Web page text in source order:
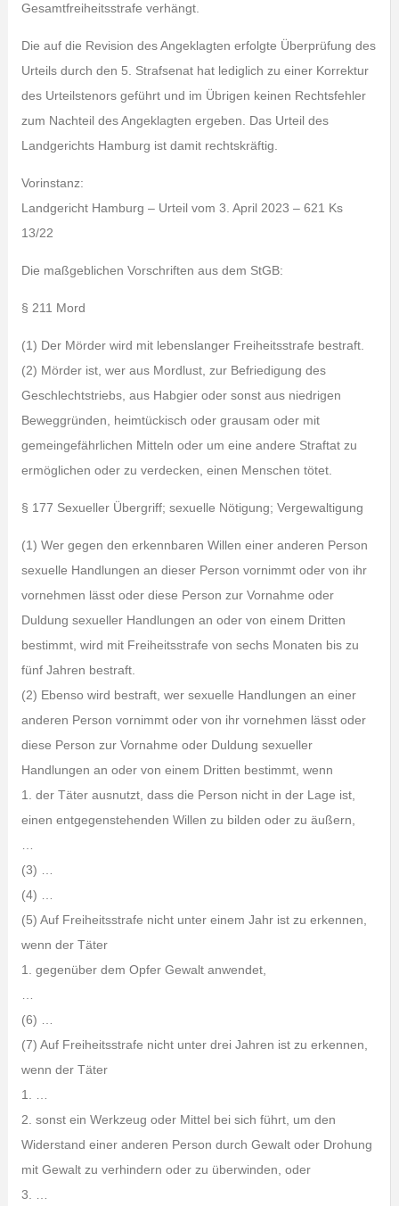
Gesamtfreiheitsstrafe verhängt.
Die auf die Revision des Angeklagten erfolgte Überprüfung des
Urteils durch den 5. Strafsenat hat lediglich zu einer Korrektur
des Urteilstenors geführt und im Übrigen keinen Rechtsfehler
zum Nachteil des Angeklagten ergeben. Das Urteil des
Landgerichts Hamburg ist damit rechtskräftig.
Vorinstanz:
Landgericht Hamburg – Urteil vom 3. April 2023 – 621 Ks
13/22
Die maßgeblichen Vorschriften aus dem StGB:
§ 211 Mord
(1) Der Mörder wird mit lebenslanger Freiheitsstrafe bestraft.
(2) Mörder ist, wer aus Mordlust, zur Befriedigung des
Geschlechtstriebs, aus Habgier oder sonst aus niedrigen
Beweggründen, heimtückisch oder grausam oder mit
gemeingefährlichen Mitteln oder um eine andere Straftat zu
ermöglichen oder zu verdecken, einen Menschen tötet.
§ 177 Sexueller Übergriff; sexuelle Nötigung; Vergewaltigung
(1) Wer gegen den erkennbaren Willen einer anderen Person
sexuelle Handlungen an dieser Person vornimmt oder von ihr
vornehmen lässt oder diese Person zur Vornahme oder
Duldung sexueller Handlungen an oder von einem Dritten
bestimmt, wird mit Freiheitsstrafe von sechs Monaten bis zu
fünf Jahren bestraft.
(2) Ebenso wird bestraft, wer sexuelle Handlungen an einer
anderen Person vornimmt oder von ihr vornehmen lässt oder
diese Person zur Vornahme oder Duldung sexueller
Handlungen an oder von einem Dritten bestimmt, wenn
1. der Täter ausnutzt, dass die Person nicht in der Lage ist,
einen entgegenstehenden Willen zu bilden oder zu äußern,
(3) …
(4) …
(5) Auf Freiheitsstrafe nicht unter einem Jahr ist zu erkennen,
wenn der Täter
1. gegenüber dem Opfer Gewalt anwendet,
(6) …
(7) Auf Freiheitsstrafe nicht unter drei Jahren ist zu erkennen,
wenn der Täter
1. …
2. sonst ein Werkzeug oder Mittel bei sich führt, um den
Widerstand einer anderen Person durch Gewalt oder Drohung
mit Gewalt zu verhindern oder zu überwinden, oder
3. …